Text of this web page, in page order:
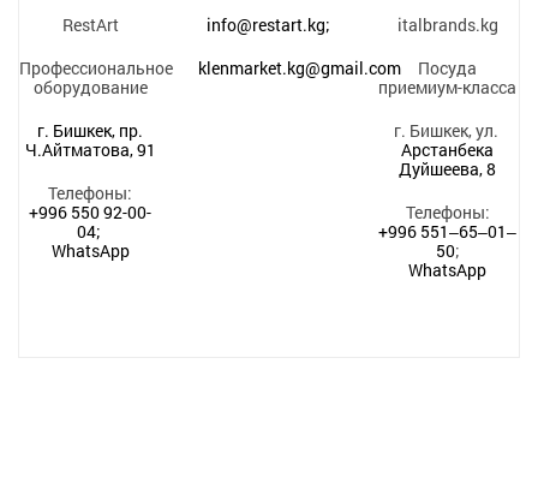
RestArt
Профессиональное
оборудование
г. Бишкек, пр.
Ч.Айтматова, 91
Телефоны:
+996 550 92-00-
04;
WhatsApp
info@restart.kg;
klenmarket.kg@gmail.com
italbrands.kg
Посуда
приемиум-класса
г. Бишкек, ул.
Арстанбека
Дуйшеева, 8
Телефоны:
+996 551‒65‒01‒
50;
WhatsApp